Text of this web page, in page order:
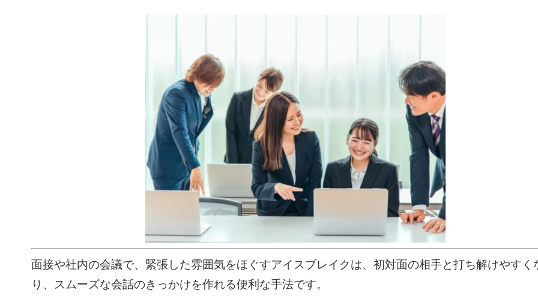
面接や社内の会議で、緊張した雰囲気をほぐすアイスブレイクは、初対面の相手と打ち解けやすく
り、スムーズな会話のきっかけを作れる便利な手法です。